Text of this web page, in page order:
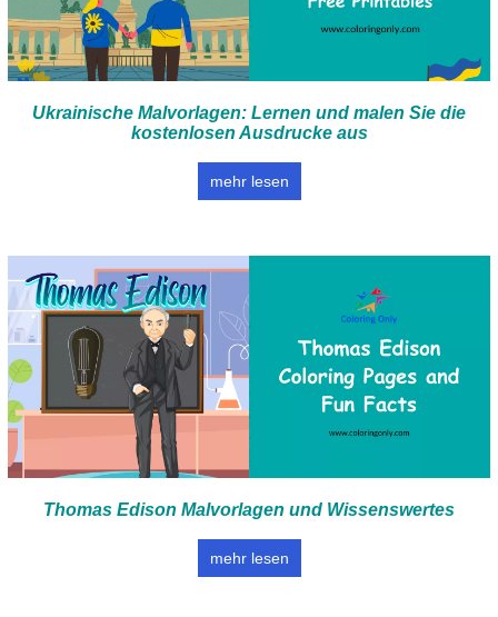
Ukrainische Malvorlagen: Lernen und malen Sie die
kostenlosen Ausdrucke aus
mehr lesen
Thomas Edison Malvorlagen und Wissenswertes
mehr lesen